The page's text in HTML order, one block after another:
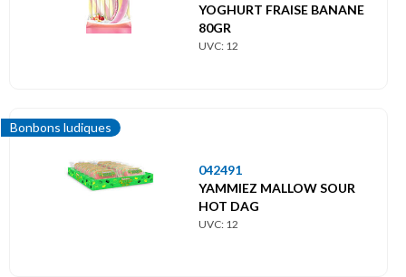
YOGHURT FRAISE BANANE
80GR
UVC: 12
Bonbons ludiques
042491
YAMMIEZ MALLOW SOUR
HOT DAG
UVC: 12